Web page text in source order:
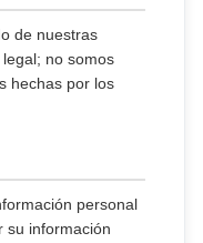
de nuestras
no somos
hechas por los
personal
su información